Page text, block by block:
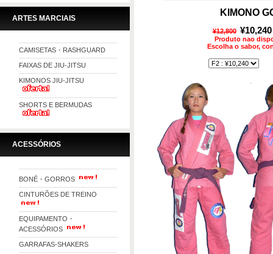
ARTES MARCIAIS
CAMISETAS・RASHGUARD
FAIXAS DE JIU-JITSU
KIMONOS JIU-JITSU
SHORTS E BERMUDAS
ACESSÓRIOS
BONÉ・GORROS
CINTURÕES DE TREINO
EQUIPAMENTO・
ACESSÓRIOS
GARRAFAS-SHAKERS
KIMONO
¥12,800 ¥10,240
Produto nao
Escolha o sabor,